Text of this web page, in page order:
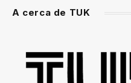
A cerca de TUK